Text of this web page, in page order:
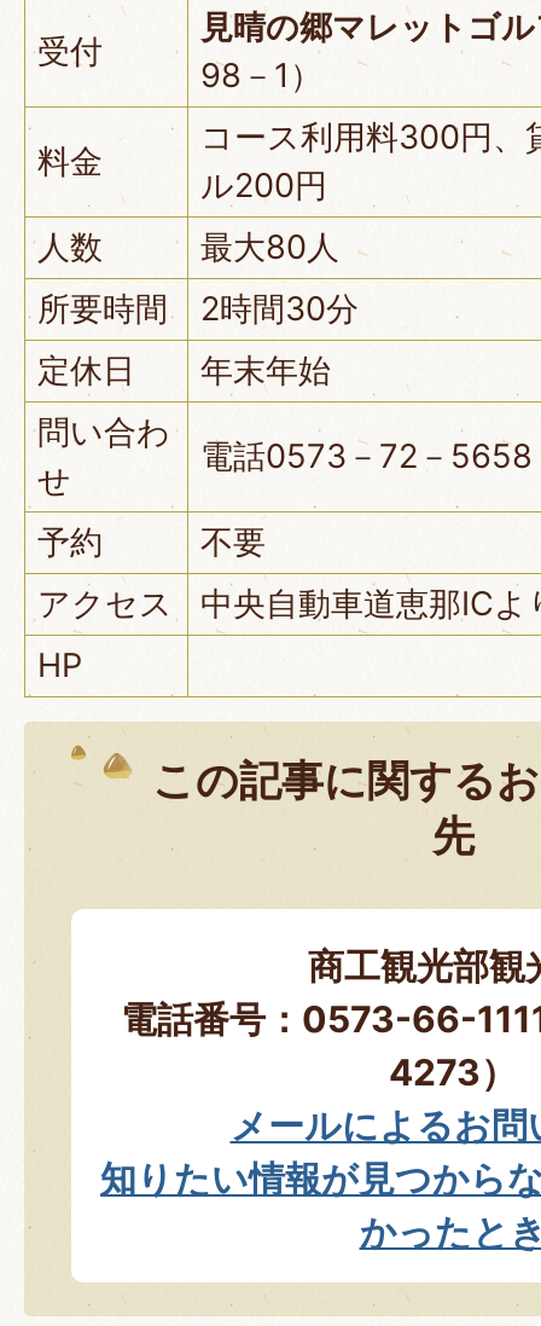
受付
見晴の郷マレットゴ
98－1）
料金
コース利用料300円
ル200円
人数
最大80人
所要時間
2時間30分
定休日
年末年始
問い合わ
せ
電話0573－72－5658
予約
不要
アクセス
中央自動車道恵那IC
HP
この記事に関する
先
商工観光部観
電話番号：0573-66-
4273）
メールによるお問
知りたい情報が見つから
かったと